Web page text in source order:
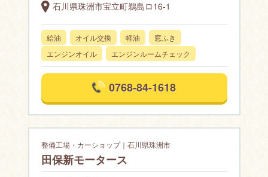
石川県珠洲市宝立町鵜島ロ16-1
給油 オイル交換 軽油
窓ふき
エンジンオイル
エンジンルームチェック
0768-84-1618
整備工場・カーショップ｜石川県珠洲市
田保新モータース